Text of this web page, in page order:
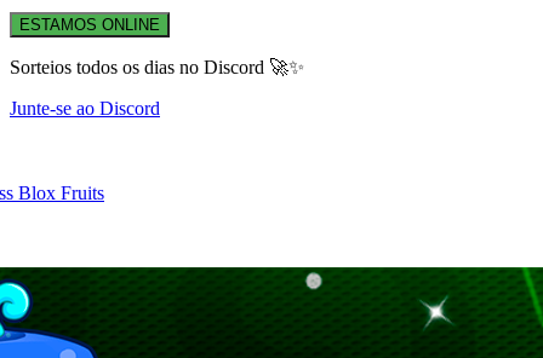
ESTAMOS ONLINE
Sorteios todos os dias no Discord 🚀✨
Junte-se ao Discord
Blox Fruits